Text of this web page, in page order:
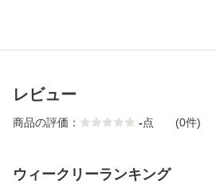
レビュー
商品の評価： -点 (0件)
ウィークリーランキング